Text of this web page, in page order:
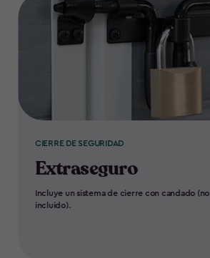
CIERRE DE SEGURIDAD
Extraseguro
Incluye un sistema de cierre con candado (no
incluido).